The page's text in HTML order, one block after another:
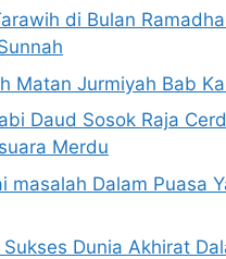
di Bulan
Matan Jurmiyah Bab
Daud Sosok Raja
Merdu
masalah Dalam Puasa
Sukses Dunia Akhirat